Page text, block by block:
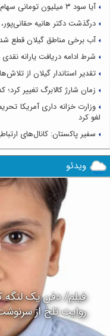
آیا سود ۳ میلیون تومانی سهام عدالت واقعی است؟
درگذشت دکتر هانیه
آب برخی مناطق گیلان قطع
شرط ادامه دریافت یارانه نقدی
تقدیر استاندار گیلان از
زمان شارژ کالابرگ تغییر کرد؛
وزارت خزانه داری آمریکا
لغو کرد
سفیر پاکستان: کانال‌های
ویدئو
روایت تلخ از